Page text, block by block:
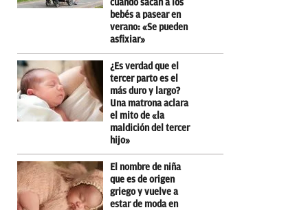
cuando sacan a los
bebés a pasear en
verano: «Se pueden
asfixiar»
¿Es verdad que el
tercer parto es el
más duro y largo?
Una matrona aclara
el mito de «la
maldición del tercer
hijo»
El nombre de niña
que es de origen
griego y vuelve a
estar de moda en